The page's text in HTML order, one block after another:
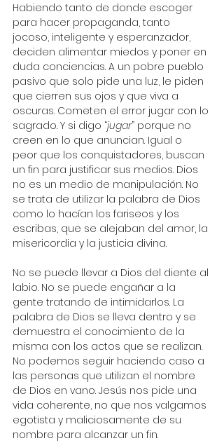
Habiendo tanto de donde escoger
para hacer propaganda, tanto
jocoso, inteligente y esperanzador,
deciden alimentar miedos y poner en
duda conciencias. A un pobre pueblo
pasivo que solo pide una luz, le piden
que cierren sus ojos y que viva a
oscuras. Cometen el error jugar con lo
sagrado. Y si digo “jugar” porque no
creen en lo que anuncian. Igual o
peor que los conquistadores, buscan
un fin para justificar sus medios. Dios
no es un medio de manipulación. No
se trata de utilizar la palabra de Dios
como lo hacían los fariseos y los
escribas, que se alejaban del amor, la
misericordia y la justicia divina.
No se puede llevar a Dios del diente al
labio. No se puede engañar a la
gente tratando de intimidarlos. La
palabra de Dios se lleva dentro y se
demuestra el conocimiento de la
misma con los actos que se realizan.
No podemos seguir haciendo caso a
las personas que utilizan el nombre
de Dios en vano. Jesús nos pide una
vida coherente, no que nos valgamos
egotista y maliciosamente de su
nombre para alcanzar un fin.